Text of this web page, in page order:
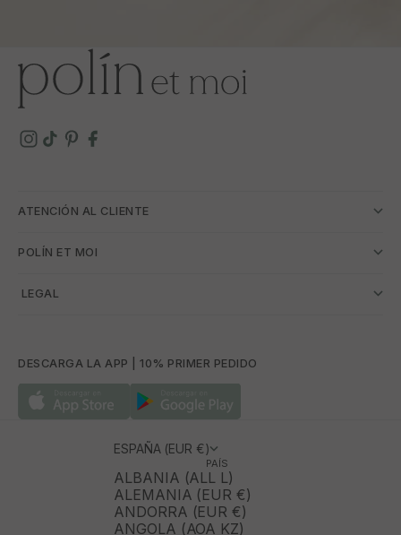
ATENCIÓN AL CLIENTE
POLÍN ET MOI
­ LEGAL
DESCARGA LA APP | 10% PRIMER PEDIDO
ESPAÑA (EUR €)
PAÍS
ALBANIA (ALL L)
ALEMANIA (EUR €)
ANDORRA (EUR €)
ANGOLA (AOA KZ)